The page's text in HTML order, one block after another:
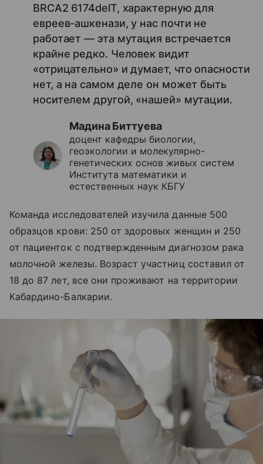
BRCA2 6174delT, характерную для
евреев-ашкенази, у нас почти не
работает — эта мутация встречается
крайне редко. Человек видит
«отрицательно» и думает, что опасности
нет, а на самом деле он может быть
носителем другой, «нашей» мутации.
Мадина Биттуева
доцент кафедры биологии,
геоэкологии и молекулярно-
генетических основ живых систем
Института математики и
естественных наук КБГУ
Команда исследователей изучила данные 500
образцов крови: 250 от здоровых женщин и 250
от пациенток с подтвержденным диагнозом рака
молочной железы. Возраст участниц составил от
18 до 87 лет, все они проживают на территории
Кабардино-Балкарии.